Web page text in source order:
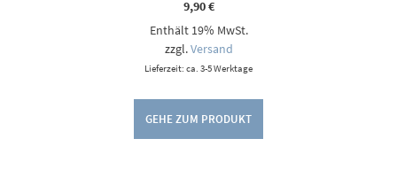
9,90€
Enthält 19% MwSt.
zzgl.Versand
Lieferzeit: ca. 3-5 Werktage
GEHE ZUM PRODUKT